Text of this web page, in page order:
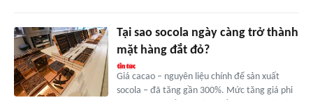
Tại sao socola ngày càng trở thành
mặt hàng đắt đỏ?
Giá cacao – nguyên liệu chính để sản xuất
socola – đã tăng gần 300%. Mức tăng giá phi